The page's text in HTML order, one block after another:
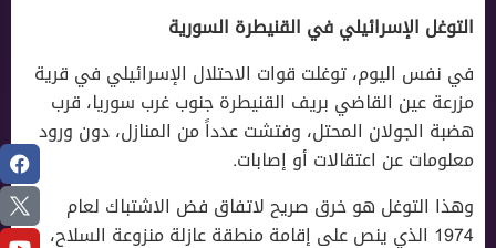
التوغل الإسرائيلي في القنيطرة السورية
في نفس اليوم، توغلت قوات الاحتلال الإسرائيلي في قرية
مزرعة عين القاضي بريف القنيطرة جنوب غرب سوريا، قرب
هضبة الجولان المحتل، وفتشت عدداً من المنازل، دون ورود
معلومات عن اعتقالات أو إصابات.
وهذا التوغل هو خرق صريح لاتفاق فض الاشتباك لعام
1974 الذي ينص على إقامة منطقة عازلة منزوعة السلاح،